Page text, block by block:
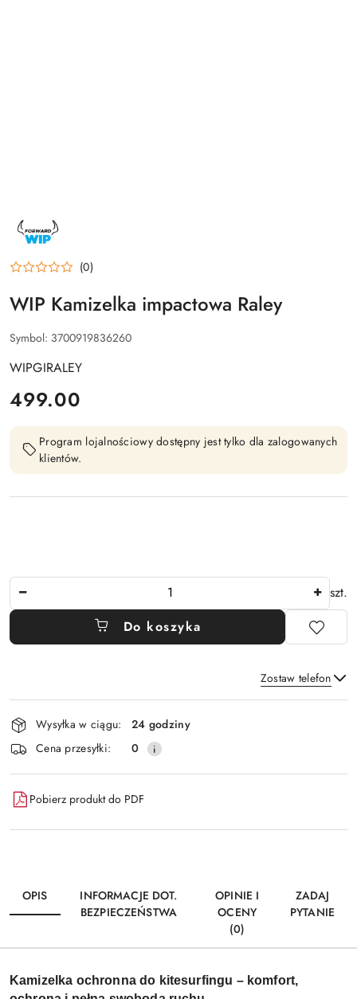
PRODUCENTA:
FORWARD
WIP
(0)
WIP Kamizelka impactowa Raley
Symbol: 3700919836260
WIPGIRALEY
cena:
499.00
Program lojalnościowy dostępny jest tylko dla zalogowanych
klientów.
szt.
Do koszyka
Zostaw telefon
Wyślij
Dostępność
i
dostawa
Wysyłka w ciągu:
24 godziny
Cena przesyłki:
0
Pobierz produkt do PDF
OPIS
INFORMACJE DOT.
BEZPIECZEŃSTWA
OPINIE I
OCENY
(0)
ZADAJ
PYTANIE
Kamizelka ochronna do kitesurfingu – komfort,